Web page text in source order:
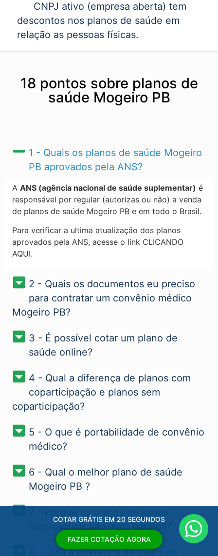
CNPJ ativo (empresa aberta) tem
descontos nos planos de saúde em
relação as pessoas físicas.
18 pontos sobre planos de
saúde Mogeiro PB
1 - Quais os planos de saúde Mogeiro
PB​ aprovados pela ANS?
A ANS (agência nacional de saúde suplementar) é
responsável por regular (autorizas ou não) a venda
de planos de saúde Mogeiro PB​ e em todo o Brasil.
Para verificar a ultima atualização dos planos
aprovados pela ANS, acesse o link CLICANDO
AQUI.
2 - Quais os documentos eu preciso
para contratar um convênio médico
Mogeiro PB?
3 - É possível cotar um plano de
saúde online?
4 - Qual a diferença de planos com
coparticipação e planos sem
coparticipação?
5 - O que é portabilidade de convênio
médico?
6 - Qual o melhor plano de saúde
Mogeiro PB​ ?
7 - Porque os planos de saúde
empresariais são mais baratos?
8 - Qual a diferença de plano de
COTAR GRÁTIS EM 20 SEGUNDOS
FAZER COTAÇÃO AGORA